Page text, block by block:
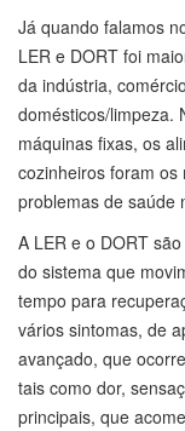
Já quando falamos
LER e DORT foi
da indústria,
domésticos/limpeza.
máquinas fixas, os
cozinheiros foram
problemas de saúde
A LER e o DORT
do sistema que
tempo para
vários sintomas, de
avançado, que
tais como dor,
principais, que